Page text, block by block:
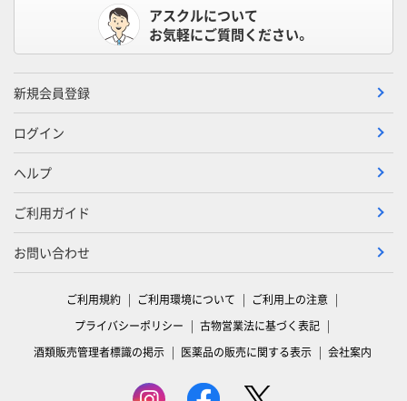
アスクルについて
お気軽にご質問ください。
新規会員登録
ログイン
ヘルプ
ご利用ガイド
お問い合わせ
ご利用規約 ご利用環境について
ご利用上の注意
プライバシーポリシー
古物営業法に基づく表記
酒類販売管理者標識の掲示
医薬品の販売に関する表示 会社案内